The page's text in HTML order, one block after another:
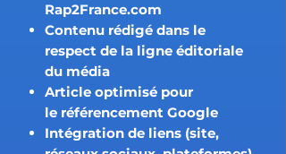
Rap2France.com
Contenu rédigé dans le
respect de la ligne éditoriale
du média
Article optimisé pour
le référencement Google
Intégration de liens (site,